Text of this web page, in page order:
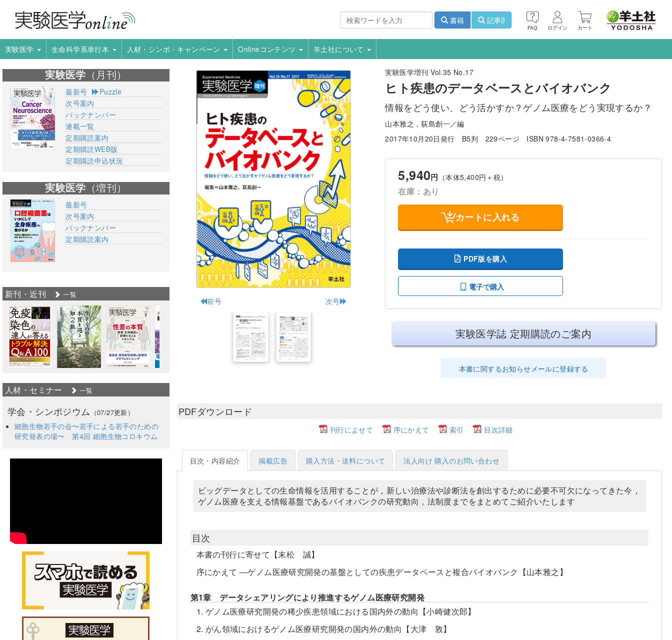
FAQ ログイン カート
書籍 記事β
実験医学 生命科学系単行本 人材・シンポ・キャンペーン Onlineコンテンツ 羊土社について
前号 次号
実験医学増刊 Vol.35 No.17
ヒト疾患のデータベースとバイオバンク
情報をどう使い、どう活かすか？ゲノム医療をどう実現するか？
山本雅之，荻島創一／編
2017年10月20日発行
B5判 229ページ ISBN 978-4-7581-0366-4
5,940円 （本体5,400円＋税）
在庫：あり
カートに入れる
PDF版を購入
電子で購入
実験医学誌 定期購読のご案内
本書に関するお知らせメールに登録する
PDFダウンロード
刊行によせて 序にかえて 索引 目次詳細
目次・内容紹介 掲載広告 購入方法・送料について 法人向け 購入のお問い合わせ
ビッグデータとしての生命情報を活用することが，新しい治療法や診断法を創出するために必要不可欠になってきた今，
ゲノム医療を支える情報基盤であるバイオバンクの研究動向，法制度までをまとめてご紹介いたします
目次
本書の刊行に寄せて【末松 誠】
序にかえて ―ゲノム医療研究開発の基盤としての疾患データベースと複合バイオバンク【山本雅之】
第1章 データシェアリングにより推進するゲノム医療研究開発
1. ゲノム医療研究開発の稀少疾患領域における国内外の動向【小崎健次郎】
2. がん領域におけるゲノム医療研究開発の国内外の動向【大津 敦】
実験医学 （月刊）
最新号
Puzzle
次号案内
バックナンバー
連載一覧
定期購読案内
定期購読WEB版
定期購読申込状況
実験医学 （増刊）
最新号
次号案内
バックナンバー
定期購読案内
新刊・近刊 一覧
人材・セミナー 一覧
学会・シンポジウム （07/27更新）
細胞生物若手の会〜若手による若手のための
研究発表の場〜 第4回 細胞生物コロキウム